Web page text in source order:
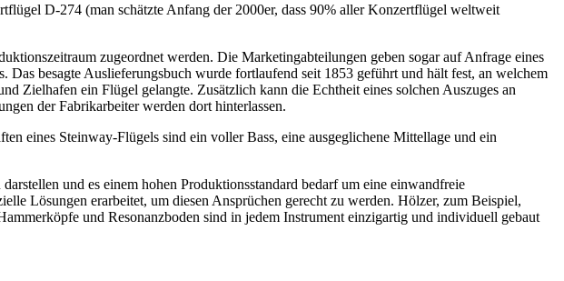
D-274 (man schätzte Anfang der 2000er, dass 90% aller Konzertflügel weltweit
zugeordnet werden. Die Marketingabteilungen geben sogar auf Anfrage eines
besagte Auslieferungsbuch wurde fortlaufend seit 1853 geführt und hält fest, an welchem
Zielhafen ein Flügel gelangte. Zusätzlich kann die Echtheit eines solchen Auszuges an
der Fabrikarbeiter werden dort hinterlassen.
eines Steinway-Flügels sind ein voller Bass, eine ausgeglichene Mittellage und ein
und es einem hohen Produktionsstandard bedarf um eine einwandfreie
Lösungen erarbeitet, um diesen Ansprüchen gerecht zu werden. Hölzer, zum Beispiel,
und Resonanzboden sind in jedem Instrument einzigartig und individuell gebaut